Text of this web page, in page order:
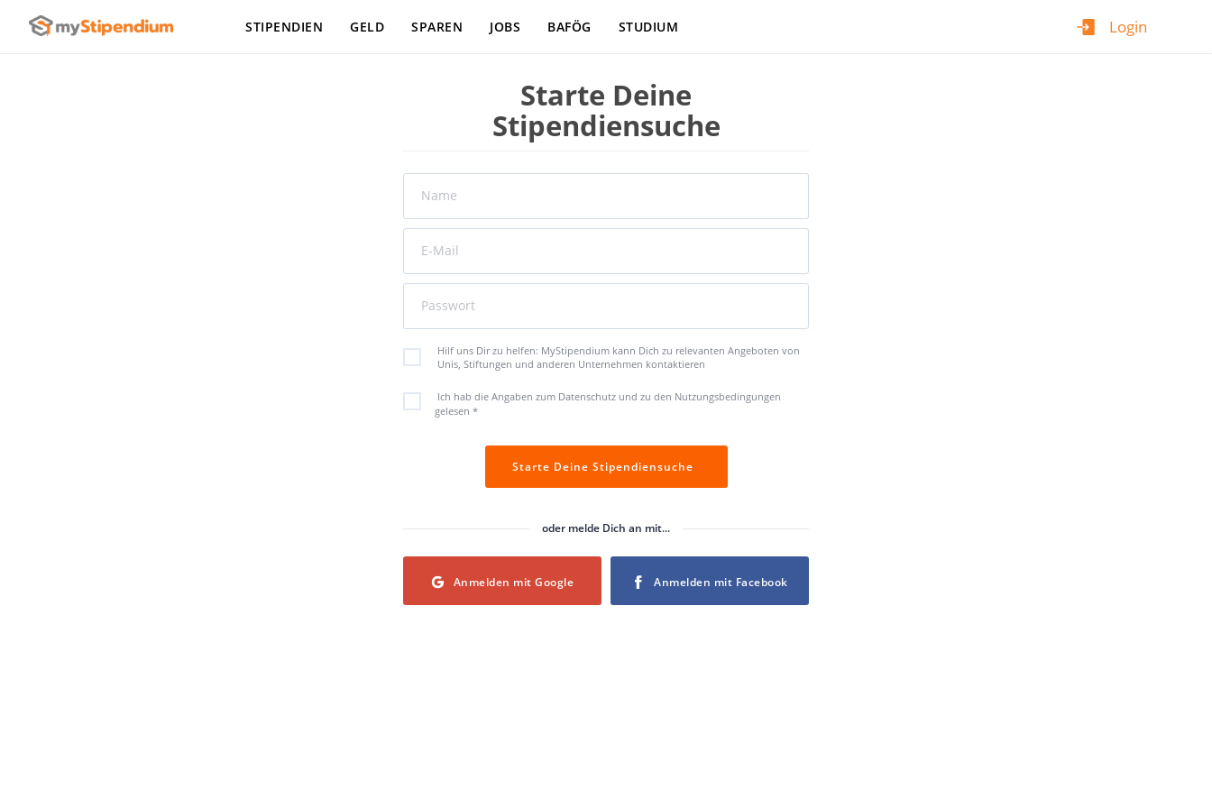
Login
STIPENDIEN GELD SPAREN JOBS BAFÖG STUDIUM
Starte Deine
Stipendiensuche
Name
E-Mail
Passwort
Hilf uns Dir zu helfen: MyStipendium kann Dich zu relevanten Angeboten von
Unis, Stiftungen und anderen Unternehmen kontaktieren
Ich hab die Angaben zum Datenschutz und zu den Nutzungsbedingungen
gelesen *
Starte Deine Stipendiensuche
oder melde Dich an mit...